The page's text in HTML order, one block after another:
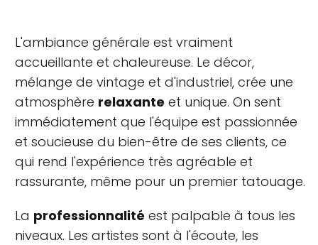
L'ambiance générale est vraiment
accueillante et chaleureuse. Le décor,
mélange de vintage et d'industriel, crée une
atmosphère relaxante et unique. On sent
immédiatement que l'équipe est passionnée
et soucieuse du bien-être de ses clients, ce
qui rend l'expérience très agréable et
rassurante, même pour un premier tatouage.
La professionnalité est palpable à tous les
niveaux. Les artistes sont à l'écoute, les